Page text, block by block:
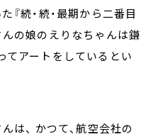
『続・続・最期から二番目
の娘のえりなちゃんは鎌
てアートをしているとい
は、 かつて、航空会社の